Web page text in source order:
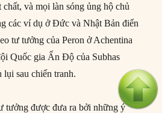
và mọi làn sóng ủng hộ chủ
các ví dụ ở Đức và Nhật Bản điển
tư tưởng của Peron ở Achentina
Quốc gia Ấn Độ của Subhas
lụi sau chiến tranh.
tưởng được đưa ra bởi những ý